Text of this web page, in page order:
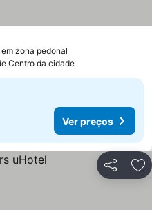
zona pedonal
Centro da cidade
Ver preços
Partilhar